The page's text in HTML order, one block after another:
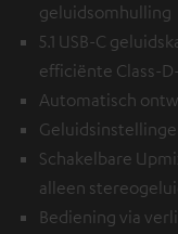
geluidsomhulling
5.1 USB-C
efficiënte Class-
Automatisch
Schakelbare
alleen
Bediening via